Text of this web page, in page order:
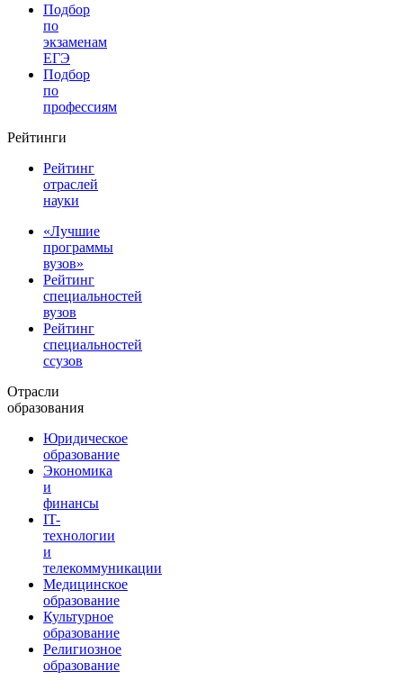
Подбор
по
экзаменам
ЕГЭ
Подбор
по
профессиям
Рейтинги
Рейтинг
отраслей
науки
«Лучшие
программы
вузов»
Рейтинг
специальностей
вузов
Рейтинг
специальностей
ссузов
Отрасли
образования
Юридическое
образование
Экономика
и
финансы
IT-
технологии
и
телекоммуникации
Медицинское
образование
Культурное
образование
Религиозное
образование